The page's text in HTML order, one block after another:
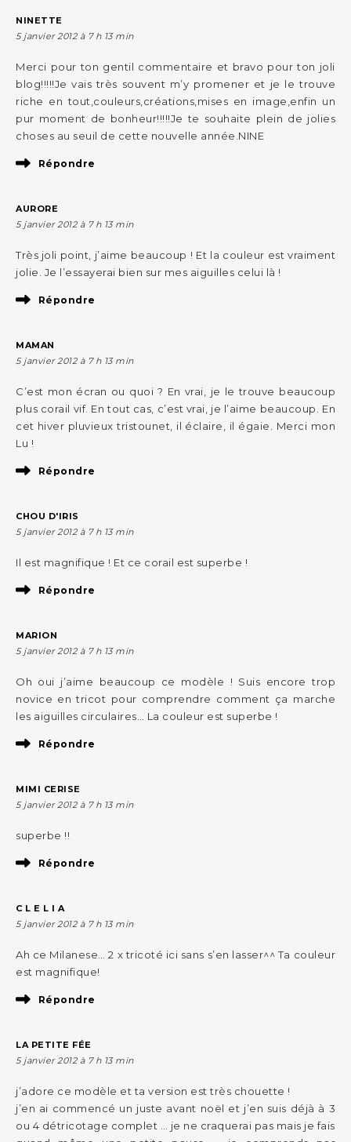
NINETTE
5 janvier 2012 à 7 h 13 min
Merci pour ton gentil commentaire et bravo pour ton joli
blog!!!!!Je vais très souvent m’y promener et je le trouve
riche en tout,couleurs,créations,mises en image,enfin un
pur moment de bonheur!!!!!Je te souhaite plein de jolies
choses au seuil de cette nouvelle année.NINE
Répondre
AURORE
5 janvier 2012 à 7 h 13 min
Très joli point, j’aime beaucoup ! Et la couleur est vraiment
jolie. Je l’essayerai bien sur mes aiguilles celui là !
Répondre
MAMAN
5 janvier 2012 à 7 h 13 min
C’est mon écran ou quoi ? En vrai, je le trouve beaucoup
plus corail vif. En tout cas, c’est vrai, je l’aime beaucoup. En
cet hiver pluvieux tristounet, il éclaire, il égaie. Merci mon
Lu !
Répondre
CHOU D'IRIS
5 janvier 2012 à 7 h 13 min
Il est magnifique ! Et ce corail est superbe !
Répondre
MARION
5 janvier 2012 à 7 h 13 min
Oh oui j’aime beaucoup ce modèle ! Suis encore trop
novice en tricot pour comprendre comment ça marche
les aiguilles circulaires… La couleur est superbe !
Répondre
MIMI CERISE
5 janvier 2012 à 7 h 13 min
superbe !!
Répondre
C L E L I A
5 janvier 2012 à 7 h 13 min
Ah ce Milanese… 2 x tricoté ici sans s’en lasser^^ Ta couleur
est magnifique!
Répondre
LA PETITE FÉE
5 janvier 2012 à 7 h 13 min
j’adore ce modèle et ta version est très chouette !
j’en ai commencé un juste avant noël et j’en suis déjà à 3
ou 4 détricotage complet … je ne craquerai pas mais je fais